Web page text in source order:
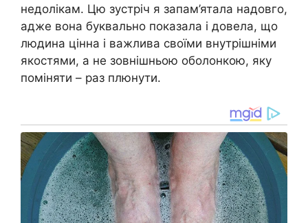
недолікам. Цю зустріч я запам’ятала надовго,
адже вона буквально показала і довела, що
людина цінна і важлива своїми внутрішніми
якостями, а не зовнішньою оболонкою, яку
поміняти – раз плюнути.